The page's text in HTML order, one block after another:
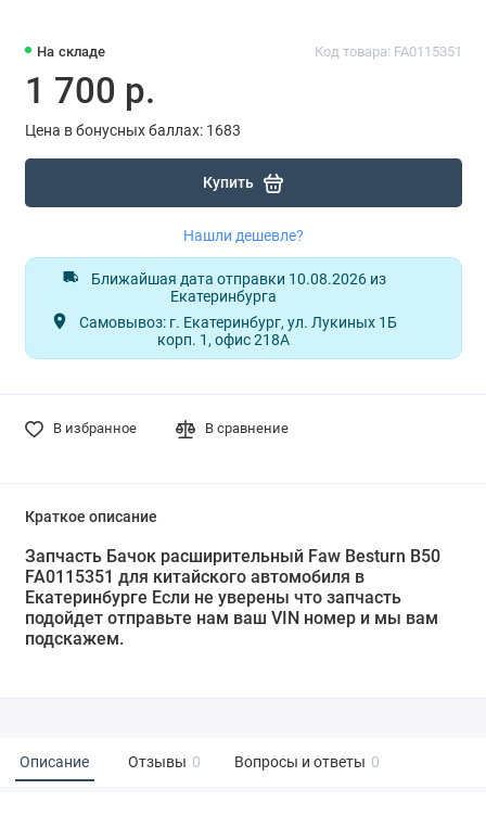
На складе Код товара: FA0115351
1 700 р.
Цена в бонусных баллах: 1683
Купить
Нашли дешевле?
Ближайшая дата отправки 10.08.2026 из
Екатеринбурга
Самовывоз: г. Екатеринбург, ул. Лукиных 1Б
корп. 1, офис 218А
В избранное В сравнение
Краткое описание
Запчасть Бачок расширительный Faw Besturn B50
FA0115351 для китайского автомобиля в
Екатеринбурге Если не уверены что запчасть
подойдет отправьте нам ваш VIN номер и мы вам
подскажем.
Описание Отзывы 0 Вопросы и ответы 0